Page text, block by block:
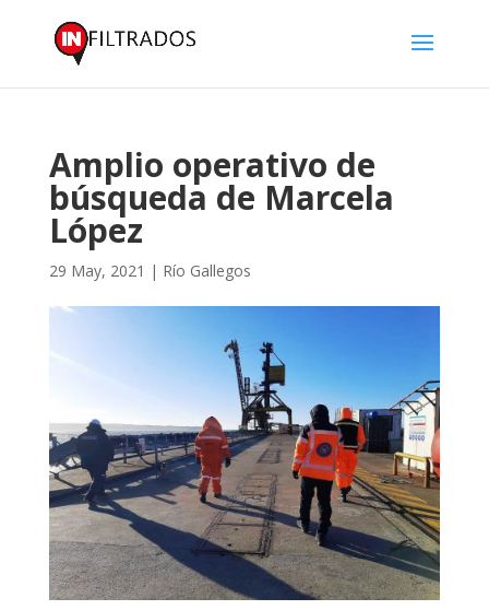
Amplio operativo de
búsqueda de Marcela
López
29 May, 2021 | Río Gallegos